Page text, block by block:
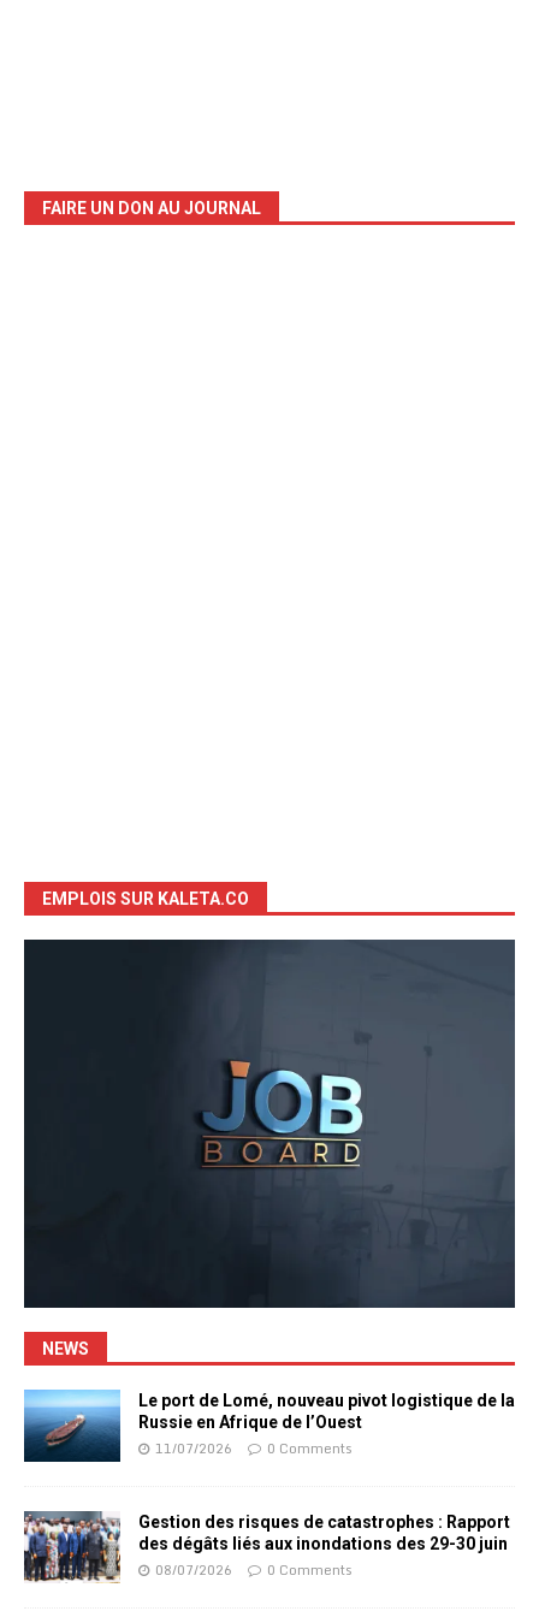
FAIRE UN DON AU JOURNAL
EMPLOIS SUR KALETA.CO
NEWS
Le port de Lomé, nouveau pivot logistique de la
Russie en Afrique de l’Ouest
11/07/2026 0 Comments
Gestion des risques de catastrophes : Rapport
des dégâts liés aux inondations des 29-30 juin
08/07/2026 0 Comments